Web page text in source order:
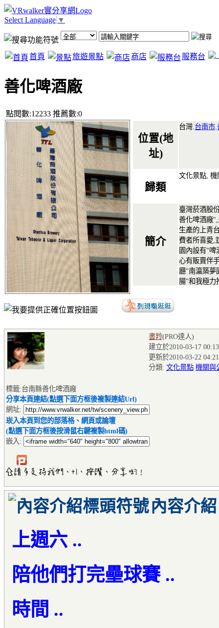
Select Language ▼
首頁 旅遊景點 商店 服務台
善化啤酒廠
點閱數:12233 推薦數:0
位置(地
址)
台灣. 台南市
歸類
文化景點,
簡介
臺灣菸酒股
善化啤酒廠
生產的上青
費者所喜愛,
園內設有"啤
心有販賣伴
廳"南瀛築夢
腸"和我極力
書羚(PRO達人)
建立於2010-03-17
更新於2010-03-22
分類: 文化景點 機關與
標籤:台南縣善化啤酒廠
分享本頁連結(點選下面方框後複製連結Url)
網址:
崁入本頁到您的部落格、網頁或論壇
(點選下面方框後按滑鼠右鍵複製html碼)
嵌入:
內容介紹
上週六 ..
陪他們打完壘球賽 ..
時間 ..